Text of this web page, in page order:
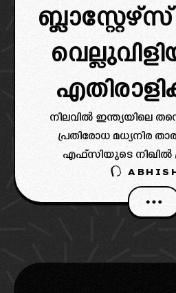
നിലവിൽ ഇന്ത്യയിലെ
പ്രതിരോധ മധ്യനിര
എഫ്സിയുടെ നിഖിൽ
താരത്തിനായി
വിൻഡോയിൽ
വന്നിരിക്കുന്നത്.